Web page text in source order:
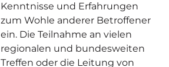
Kenntnisse und Erfahrungen
zum Wohle anderer Betroffener
ein. Die Teilnahme an vielen
regionalen und bundesweiten
Treffen oder die Leitung von